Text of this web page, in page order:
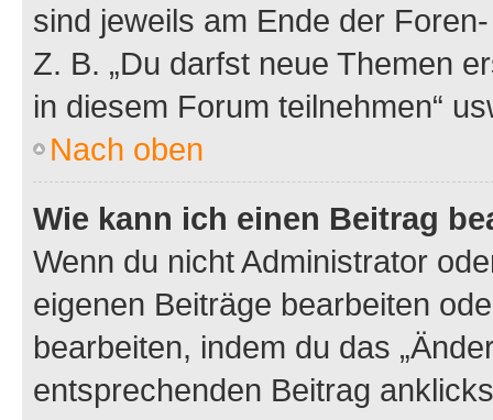
sind jeweils am Ende der
Z. B. „Du darfst neue Themen
in diesem Forum teilnehmen“
Nach oben
Wie kann ich einen Beitrag
Wenn du nicht Administrator
eigenen Beiträge bearbeiten
bearbeiten, indem du das
entsprechenden Beitrag